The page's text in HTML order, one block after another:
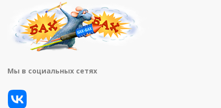
Мы в социальных сетях